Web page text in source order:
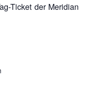
Ticket der Meridian